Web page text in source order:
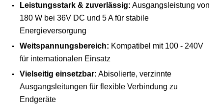
Leistungsstark & zuverlässig: Ausgangsleistung von
180 W bei 36V DC und 5 A für stabile
Energieversorgung
Weitspannungsbereich: Kompatibel mit 100 - 240V
für internationalen Einsatz
Vielseitig einsetzbar: Abisolierte, verzinnte
Ausgangsleitungen für flexible Verbindung zu
Endgeräte